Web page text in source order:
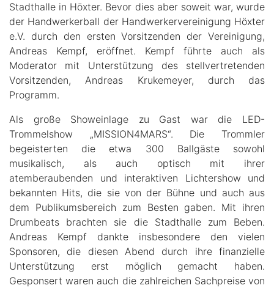
Stadthalle in Höxter. Bevor dies aber soweit war, wurde
der Handwerkerball der Handwerkervereinigung Höxter
e.V. durch den ersten Vorsitzenden der Vereinigung,
Andreas Kempf, eröffnet. Kempf führte auch als
Moderator mit Unterstützung des stellvertretenden
Vorsitzenden, Andreas Krukemeyer, durch das
Programm.
Als große Showeinlage zu Gast war die LED-
Trommelshow „MISSION4MARS“. Die Trommler
begeisterten die etwa 300 Ballgäste sowohl
musikalisch, als auch optisch mit ihrer
atemberaubenden und interaktiven Lichtershow und
bekannten Hits, die sie von der Bühne und auch aus
dem Publikumsbereich zum Besten gaben. Mit ihren
Drumbeats brachten sie die Stadthalle zum Beben.
Andreas Kempf dankte insbesondere den vielen
Sponsoren, die diesen Abend durch ihre finanzielle
Unterstützung erst möglich gemacht haben.
Gesponsert waren auch die zahlreichen Sachpreise von